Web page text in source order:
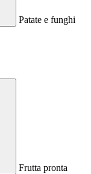
Patate e funghi
Frutta pronta